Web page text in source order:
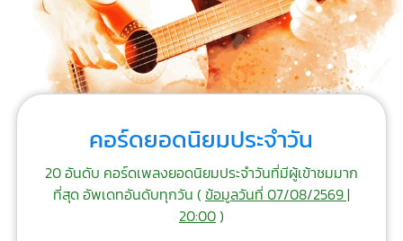
คอร์ดยอดนิยมประจำวัน
20 อันดับ คอร์ดเพลงยอดนิยมประจำวันที่มีผู้เข้าชมมาก
ที่สุด อัพเดทอันดับทุกวัน (ข้อมูลวันที่ 07/08/2569 |
20:00)